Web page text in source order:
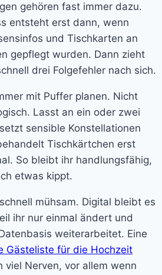
gehören fast immer dazu.
entsteht erst dann, wenn
und Tischkarten an
gepflegt wurden. Dann zieht
drei Folgefehler nach sich.
mit Puffer planen. Nicht
Lasst an ein oder zwei
sensible Konstellationen
Tischkärtchen erst
So bleibt ihr handlungsfähig,
etwas kippt.
mühsam. Digital bleibt es
ihr nur einmal ändert und
weiterarbeitet. Eine
Gästeliste für die Hochzeit
viel Nerven, vor allem wenn